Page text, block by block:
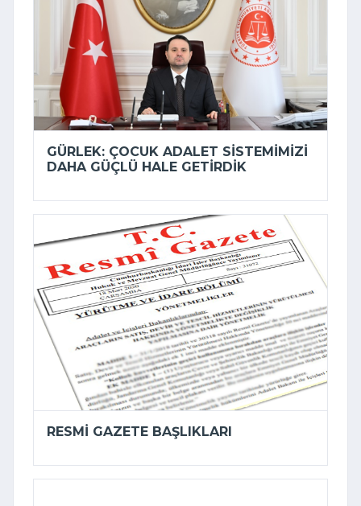
GÜRLEK: ÇOCUK ADALET SISTEMIMIZI
DAHA GÜÇLÜ HALE GETIRDIK
RESMI GAZETE BAŞLIKLARI